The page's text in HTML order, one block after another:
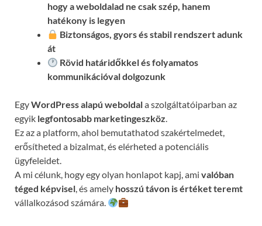
hogy a weboldalad ne csak szép, hanem
hatékony is legyen
Biztonságos, gyors és stabil rendszert adunk
át
Rövid határidőkkel és folyamatos
kommunikációvaldolgozunk
EgyWordPress alapú weboldala szolgáltatóiparban az
egyik legfontosabb marketingeszköz.
Ez az a platform, ahol bemutathatod szakértelmedet,
erősítheted a bizalmat, és elérheted a potenciális
ügyfeleidet.
A mi célunk, hogy egy olyan honlapot kapj, ami valóban
téged képvisel, és amely hosszú távon is értéket teremt
vállalkozásod számára.